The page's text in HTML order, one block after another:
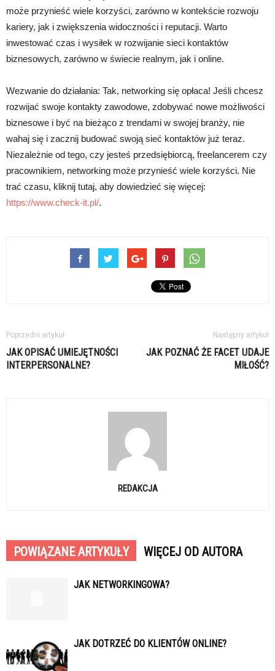
może przynieść wiele korzyści, zarówno w kontekście rozwoju
kariery, jak i zwiększenia widoczności i reputacji. Warto
inwestować czas i wysiłek w rozwijanie sieci kontaktów
biznesowych, zarówno w świecie realnym, jak i online.
Wezwanie do działania: Tak, networking się opłaca! Jeśli chcesz
rozwijać swoje kontakty zawodowe, zdobywać nowe możliwości
biznesowe i być na bieżąco z trendami w swojej branży, nie
wahaj się i zacznij budować swoją sieć kontaktów już teraz.
Niezależnie od tego, czy jesteś przedsiębiorcą, freelancerem czy
pracownikiem, networking może przynieść wiele korzyści. Nie
trać czasu, kliknij tutaj, aby dowiedzieć się więcej:
https://www.check-it.pl/.
Poprzedni artykuł
JAK OPISAĆ UMIEJĘTNOŚCI
INTERPERSONALNE?
Następny artykuł
JAK POZNAĆ ŻE FACET UDAJE
MIŁOŚĆ?
REDAKCJA
POWIĄZANE ARTYKUŁY WIĘCEJ OD AUTORA
JAK NETWORKINGOWA?
JAK DOTRZEĆ DO KLIENTÓW ONLINE?